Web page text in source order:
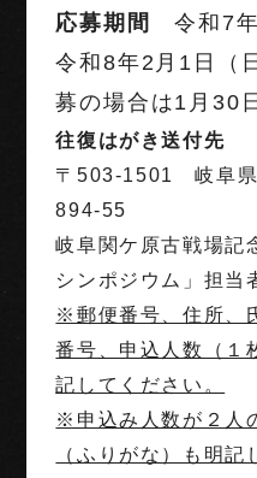
応募期間
令和7年
令和8年2月1日（
募の場合は1月30
往復はがき送付先
〒503-1501 岐阜県
894-55
岐阜関ケ原古戦場
シンポジウム」担当
※郵便番号、住所、
番号、申込人数（１
記してください。
※申込み人数が２人
（ふりがな）も明記